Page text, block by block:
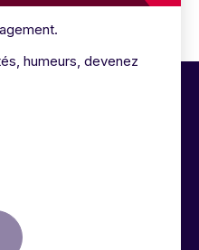
humeurs, devenez